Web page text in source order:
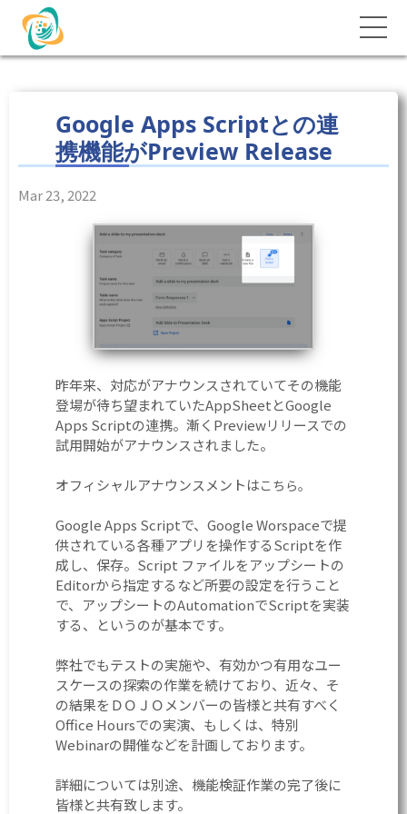
Google Apps Scriptとの連
携機能がPreview Release
Mar 23, 2022
昨年来、対応がアナウンスされていてその機能
登場が待ち望まれていたAppSheetとGoogle
Apps Scriptの連携。漸くPreviewリリースでの
試用開始がアナウンスされました。
オフィシャルアナウンスメントはこちら。
Google Apps Scriptで、Google Worspaceで提
供されている各種アプリを操作するScriptを作
成し、保存。Script ファイルをアップシートの
Editorから指定するなど所要の設定を行うこと
で、アップシートのAutomationでScriptを実装
する、というのが基本です。
弊社でもテストの実施や、有効かつ有用なユー
スケースの探索の作業を続けており、近々、そ
の結果をＤＯＪＯメンバーの皆様と共有すべく
Office Hoursでの実演、もしくは、特別
Webinarの開催などを計画しております。
詳細については別途、機能検証作業の完了後に
皆様と共有致します。